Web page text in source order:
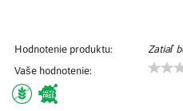
Hodnotenie produktu:
Zatiaľ
Vaše hodnotenie: